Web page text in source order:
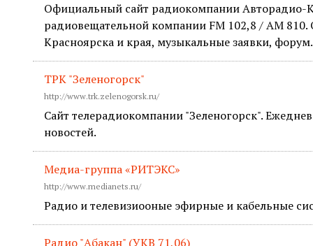
Официальный сайт радиокомпании Авторадио-
радиовещательной компании FM 102,8 / AM
Красноярска и края, музыкальные заявки, форум.
ТРК "Зеленогорск"
http://www.trk.zelenogorsk.ru/
Сайт телерадиокомпании "Зеленогорск".
новостей.
Медиа-группа «РИТЭКС»
http://www.medianets.ru/
Радио и телевизиооные эфирные и кабельные
Радио "Абакан" (УКВ 71,06)